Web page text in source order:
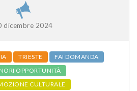
dicembre 2024
TRIESTE
FAI DOMANDA
OPPORTUNITÀ
CULTURALE